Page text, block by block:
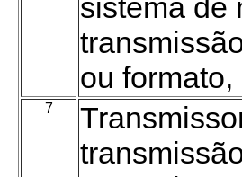
sistema de
ou
7